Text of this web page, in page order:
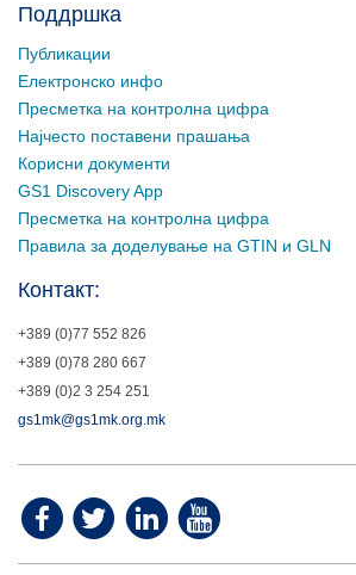
Поддршка
Публикации
Електронско инфо
Пресметка на контролна цифра
Најчесто поставени прашања
Корисни документи
GS1 Discovery App
Пресметка на контролна цифра
Правила за доделување на GTIN и GLN
Контакт:
+389 (0)77 552 826
+389 (0)78 280 667
+389 (0)2 3 254 251
gs1mk@gs1mk.org.mk